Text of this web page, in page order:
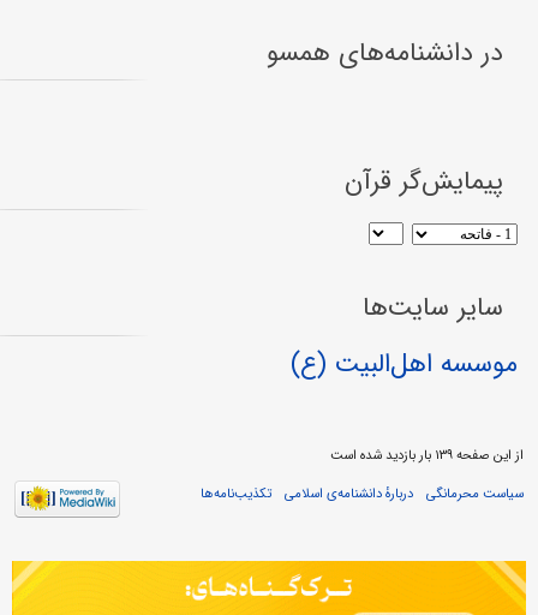
در دانشنامه‌های همسو
پیمایش‌گر قرآن
سایر سایت‌ها
موسسه اهل‌البیت (ع)
از این صفحه ۱۳۹ بار بازدید شده است
سیاست محرمانگی
دربارهٔ دانشنامه‌ی اسلامی تکذیب‌نامه‌ها